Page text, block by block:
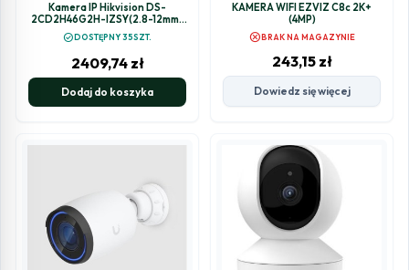
Kamera IP Hikvision DS-
2CD2H46G2H-IZSY(2.8-12mm)
(eF)
check_circleDOSTĘPNY 35SZT.
2409,74 zł
Dodaj do koszyka
KAMERA WIFI EZVIZ C8c 2K+
(4MP)
cancelBRAK NA MAGAZYNIE
243,15 zł
Dowiedz się więcej